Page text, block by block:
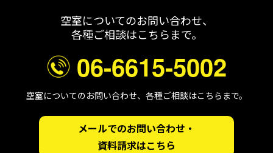
空室についてのお問い合わせ、
各種ご相談はこちらまで。
06-6615-5002
空室についてのお問い合わせ、各種ご相談はこちらまで。
メールでのお問い合わせ・
資料請求はこちら